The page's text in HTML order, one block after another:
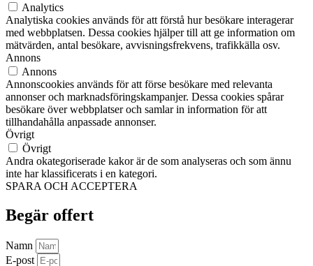
Analytics
Analytiska cookies används för att förstå hur besökare interagerar
med webbplatsen. Dessa cookies hjälper till att ge information om
mätvärden, antal besökare, avvisningsfrekvens, trafikkälla osv.
Annons
Annons
Annonscookies används för att förse besökare med relevanta
annonser och marknadsföringskampanjer. Dessa cookies spårar
besökare över webbplatser och samlar in information för att
tillhandahålla anpassade annonser.
Övrigt
Övrigt
Andra okategoriserade kakor är de som analyseras och som ännu
inte har klassificerats i en kategori.
SPARA OCH ACCEPTERA
Begär offert
Namn
E-post